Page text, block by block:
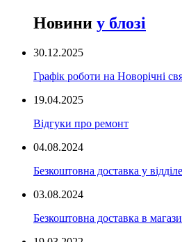
Новини у блозі
30.12.2025
Графік роботи на Новорічні
19.04.2025
Відгуки про ремонт
04.08.2024
Безкоштовна доставка у
03.08.2024
Безкоштовна доставка в